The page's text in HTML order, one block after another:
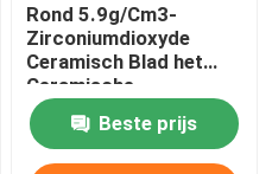
Rond 5.9g/Cm3-
Zirconiumdioxyde
Ceramisch Blad het
Ceramische
Scheermesje van 1400
Gr.
Beste prijs